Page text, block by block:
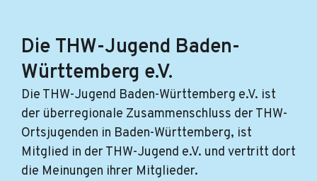
Die THW-Jugend Baden-
Württemberg e.V.
Die THW-Jugend Baden-Württemberg e.V. ist
der überregionale Zusammenschluss der THW-
Ortsjugenden in Baden-Württemberg, ist
Mitglied in der THW-Jugend e.V. und vertritt dort
die Meinungen ihrer Mitglieder.